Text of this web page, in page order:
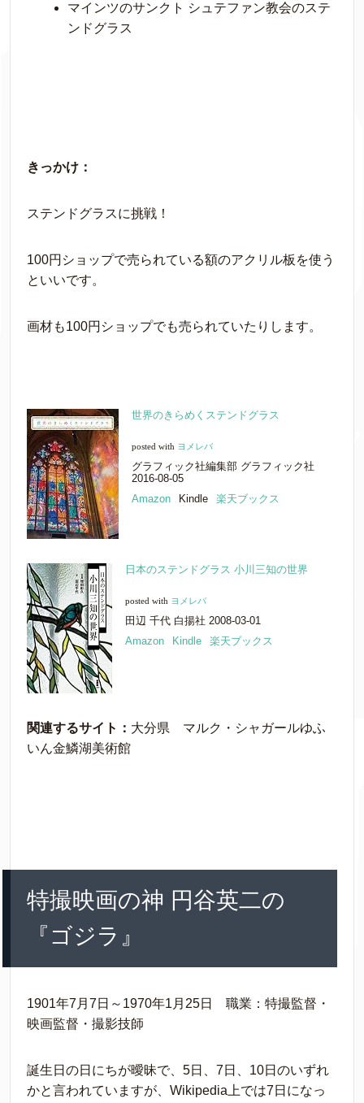
マインツのサンクト シュテファン教会のステ
ンドグラス
きっかけ：
ステンドグラスに挑戦！
100円ショップで売られている額のアクリル板を使う
といいです。
画材も100円ショップでも売られていたりします。
世界のきらめくステンドグラス
posted with ヨメレバ
グラフィック社編集部 グラフィック社
2016-08-05
Amazon
Kindle 楽天ブックス
日本のステンドグラス 小川三知の世界
posted with ヨメレバ
田辺 千代 白揚社 2008-03-01
Amazon
Kindle 楽天ブックス
関連するサイト： 大分県 マルク・シャガールゆふ
いん金鱗湖美術館
特撮映画の神 円谷英二の
『ゴジラ』
1901年7月7日～1970年1月25日 職業：特撮監督・
映画監督・撮影技師
誕生日の日にちが曖昧で、5日、7日、10日のいずれ
かと言われていますが、Wikipedia上では7日になっ